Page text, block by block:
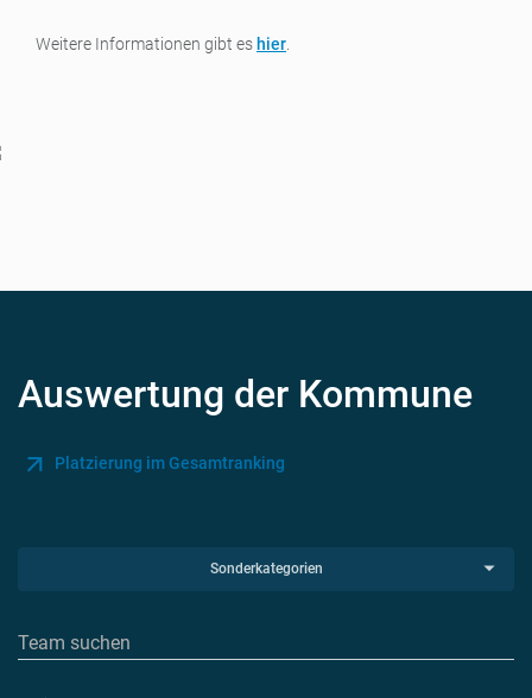
Weitere Informationen gibt es hier
Auswertung der Kommune
Platzierung im Gesamtranking
Sonderkategorien